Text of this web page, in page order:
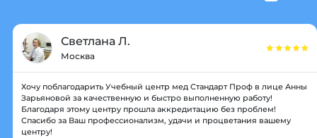
Светлана Л.
Москва
Хочу поблагодарить Учебный центр мед Стандарт Проф в лице Анны
Зарьяновой за качественную и быстро выполненную работу!
Благодаря этому центру прошла аккредитацию без проблем!
Спасибо за Ваш профессионализм, удачи и процветания вашему
центру!